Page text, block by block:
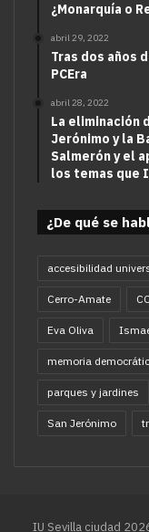
¿Monarquía o
abril 29, 2022
Tras dos años
PCEra
abril 28, 2022
La eliminación
Jerónimo y la
Salmerón y el
los temas que
¿De qué se
accesibilidad
Cerro-Amate
Eva Oliva
memoria
parques y jardines
San Jerónimo
IU Sevilla ciudad